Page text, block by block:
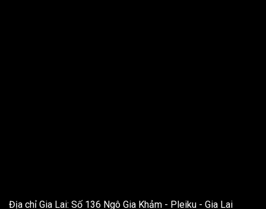
Địa chỉ Gia Lai: Số 136 Ngô Gia Khảm - Pleiku - Gia Lai